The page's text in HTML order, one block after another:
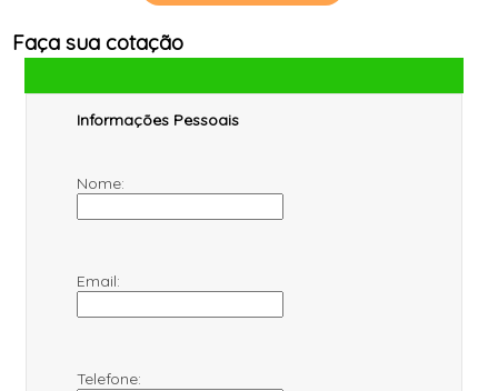
Faça sua cotação
Informações Pessoais
Nome:
Email:
Telefone: